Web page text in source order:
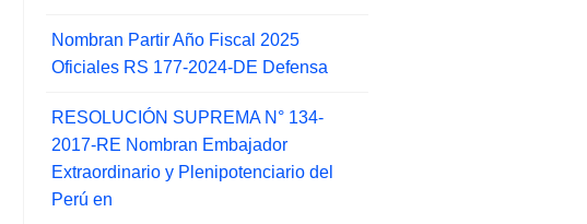
Nombran Partir Año Fiscal 2025
Oficiales RS 177-2024-DE Defensa
RESOLUCIÓN SUPREMA N° 134-
2017-RE Nombran Embajador
Extraordinario y Plenipotenciario del
Perú en